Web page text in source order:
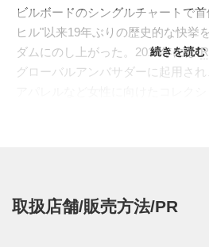
ビルボードのシングルチャートで
ヒル"以来19年ぶりの歴史的な快挙
ダムにのし上がった。2018年には"
グローバルアンバサダーに起用され
彩色。ソールは前作の"CLUB C
続きを読む
取扱店舗/販売方法/PR